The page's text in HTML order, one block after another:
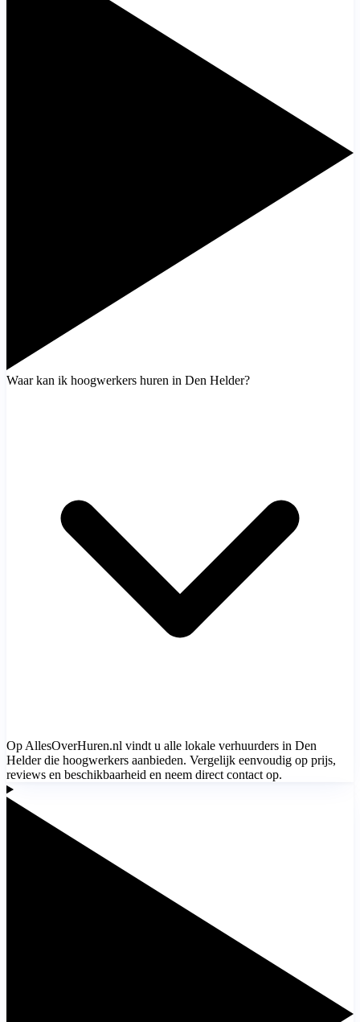
Waar kan ik hoogwerkers huren in Den Helder?
Op AllesOverHuren.nl vindt u alle lokale verhuurders in Den
Helder die hoogwerkers aanbieden. Vergelijk eenvoudig op prijs,
reviews en beschikbaarheid en neem direct contact op.